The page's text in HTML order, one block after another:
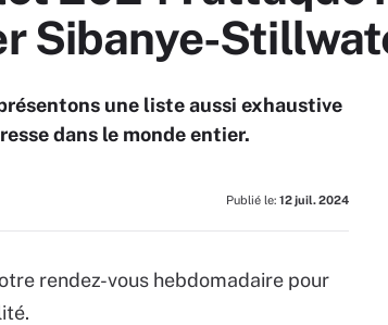
Sibanye-
une liste aussi exhaustive
dans le monde entier.
Publié le: 12 juil. 2024
rendez-vous hebdomadaire pour